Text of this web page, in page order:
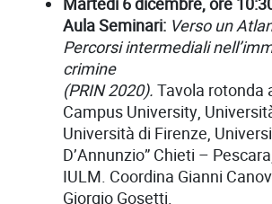
Aula Seminari: Verso un
Percorsi intermediali
crimine
(PRIN 2020). Tavola rotonda
Campus University,
Università di Firenze,
D’Annunzio” Chieti –
IULM. Coordina Gianni
Giorgio Gosetti.